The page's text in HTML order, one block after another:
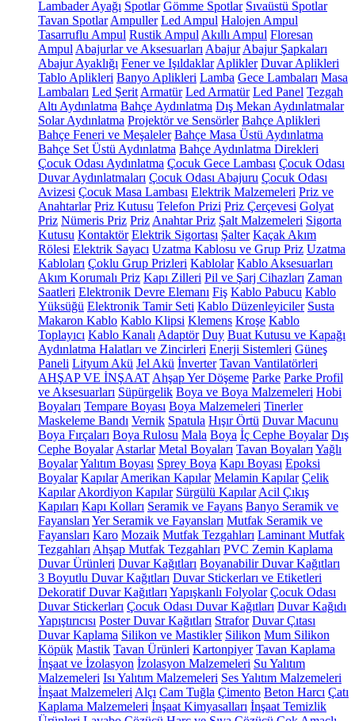
Lambader Ayağı Spotlar Gömme Spotlar Sıvaüstü Spotlar
Tavan Spotlar Ampuller Led Ampul Halojen Ampul
Tasarruflu Ampul Rustik Ampul Akıllı Ampul Floresan
Ampul Abajurlar ve Aksesuarları Abajur Abajur Şapkaları
Abajur Ayaklığı Fener ve Işıldaklar Aplikler Duvar Aplikleri
Tablo Aplikleri Banyo Aplikleri Lamba Gece Lambaları Masa
Lambaları Led Şerit Armatür Led Armatür Led Panel Tezgah
Altı Aydınlatma Bahçe Aydınlatma Dış Mekan Aydınlatmalar
Solar Aydınlatma Projektör ve Sensörler Bahçe Aplikleri
Bahçe Feneri ve Meşaleler Bahçe Masa Üstü Aydınlatma
Bahçe Set Üstü Aydınlatma Bahçe Aydınlatma Direkleri
Çocuk Odası Aydınlatma Çocuk Gece Lambası Çocuk Odası
Duvar Aydınlatmaları Çocuk Odası Abajuru Çocuk Odası
Avizesi Çocuk Masa Lambası Elektrik Malzemeleri Priz ve
Anahtarlar Priz Kutusu Telefon Prizi Priz Çerçevesi Golyat
Priz Nümeris Priz Priz Anahtar Priz Şalt Malzemeleri Sigorta
Kutusu Kontaktör Elektrik Sigortası Şalter Kaçak Akım
Rölesi Elektrik Sayacı Uzatma Kablosu ve Grup Priz Uzatma
Kabloları Çoklu Grup Prizleri Kablolar Kablo Aksesuarları
Akım Korumalı Priz Kapı Zilleri Pil ve Şarj Cihazları Zaman
Saatleri Elektronik Devre Elemanı Fiş Kablo Pabucu Kablo
Yüksüğü Elektronik Tamir Seti Kablo Düzenleyiciler Susta
Makaron Kablo Kablo Klipsi Klemens Kroşe Kablo
Toplayıcı Kablo Kanalı Adaptör Duy Buat Kutusu ve Kapağı
Aydınlatma Halatları ve Zincirleri Enerji Sistemleri Güneş
Paneli Lityum Akü Jel Akü İnverter Tavan Vantilatörleri
AHŞAP VE İNŞAAT Ahşap Yer Döşeme Parke Parke Profil
ve Aksesuarları Süpürgelik Boya ve Boya Malzemeleri Hobi
Boyaları Tempare Boyası Boya Malzemeleri Tinerler
Maskeleme Bandı Vernik Spatula Hışır Örtü Duvar Macunu
Boya Fırçaları Boya Rulosu Mala Boya İç Cephe Boyalar Dış
Cephe Boyalar Astarlar Metal Boyaları Tavan Boyaları Yağlı
BoyalarYalıtım Boyası Sprey Boya Kapı Boyası Epoksi
Boyalar Kapılar Amerikan Kapılar Melamin Kapılar Çelik
Kapılar Akordiyon Kapılar Sürgülü Kapılar Acil Çıkış
Kapıları Kapı Kolları Seramik ve Fayans Banyo Seramik ve
Fayansları Yer Seramik ve Fayansları Mutfak Seramik ve
Fayansları Karo Mozaik Mutfak Tezgahları Laminant Mutfak
Tezgahları Ahşap Mutfak Tezgahları PVC Zemin Kaplama
Duvar Ürünleri Duvar Kağıtları Boyanabilir Duvar Kağıtları
3 Boyutlu Duvar Kağıtları Duvar Stickerları ve Etiketleri
Dekoratif Duvar Kağıtları Yapışkanlı Folyolar Çocuk Odası
Duvar Stickerları Çocuk Odası Duvar Kağıtları Duvar Kağıdı
Yapıştırıcısı Poster Duvar Kağıtları Strafor Duvar Çıtası
Duvar Kaplama Silikon ve Mastikler Silikon Mum Silikon
Köpük Mastik Tavan Ürünleri Kartonpiyer Tavan Kaplama
İnşaat ve İzolasyon İzolasyon Malzemeleri Su Yalıtım
Malzemeleri Isı Yalıtım Malzemeleri Ses Yalıtım Malzemeleri
İnşaat Malzemeleri Alçı Cam Tuğla Çimento Beton Harcı Çatı
Kaplama Malzemeleri İnşaat Kimyasalları İnşaat Temizlik